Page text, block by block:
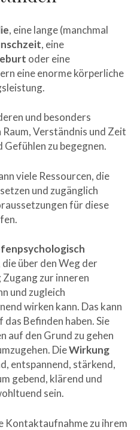
, eine lange (manchmal
, eine
oder eine
eine enorme körperliche
und besonders
Verständnis und Zeit
zu begegnen.
viele Ressourcen, die
und zugänglich
für diese
die über den Weg der
zur inneren
und zugleich
wirken kann. Das kann
Befinden haben. Sie
auf den Grund zu gehen
DieWirkung
entspannend, stärkend,
gebend, klärend und
sein.
Kontaktaufnahme zu ihrem